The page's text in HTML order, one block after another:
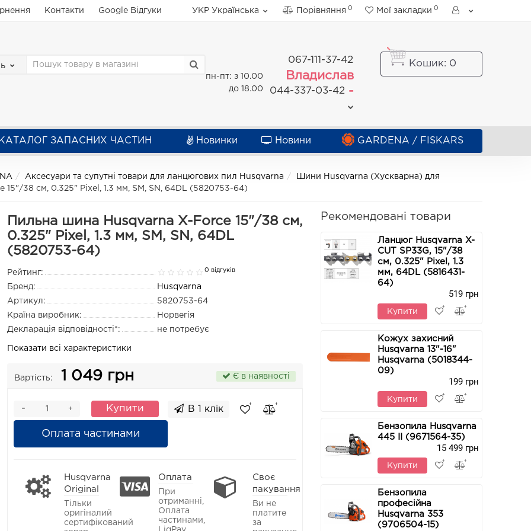
Контакти Google Відгуки УКР Українська Порівняння 0 Мої закладки 0
пн-пт: з 10.00
до 18.00
067-111-37-42
Владислав
044-337-03-42 -
Кошик: 0
ЗАПАСНИХ ЧАСТИН Новинки Новини GARDENA / FISKARS
Аксесуари та супутні товари для ланцюгових пил Husqvarna
Шини Husqvarna (Хускварна) для
38 см, 0.325" Pixel, 1.3 мм, SM, SN, 64DL (5820753-64)
Пильна шина Husqvarna X-Force 15"/38 см,
0.325" Pixel, 1.3 мм, SM, SN, 64DL
(5820753-64)
Рейтинг: 0 відгуків
Бренд:
Husqvarna
Артикул:
5820753-64
Країна виробник:
Норвегія
Декларація відповідності*:
не потребує
Показати всі характеристики
Вартість: 1 049 грн Є в наявності
+
- Купити
Оплата частинами
В 1 клік
Husqvarna
Original
Тільки
оригіналий
сертифікований
Оплата
При
отриманні,
Оплата
частинами,
Своє
пакування
Ви не
платите
за
Рекомендовані товари
Ланцюг Husqvarna X-
CUT SP33G, 15"/38
см, 0.325" Pixel, 1.3
мм, 64DL (5816431-
64)
519 грн
Купити
Кожух захисний
Husqvarna 13"-16"
Husqvarna (5018344-
09)
199 грн
Купити
Бензопила Husqvarna
445 II (9671564-35)
15 499 грн
Купити
Бензопила
професійна
Husqvarna 353
(9706504-15)